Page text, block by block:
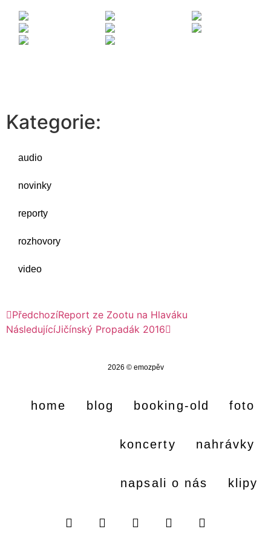
Kategorie:
audio
novinky
reporty
rozhovory
video
PředchozíReport ze Zootu na Hlaváku
NásledujícíJičínský Propadák 2016
2026 © emozpěv
home blog booking-old foto
koncerty nahrávky
napsali o nás klipy